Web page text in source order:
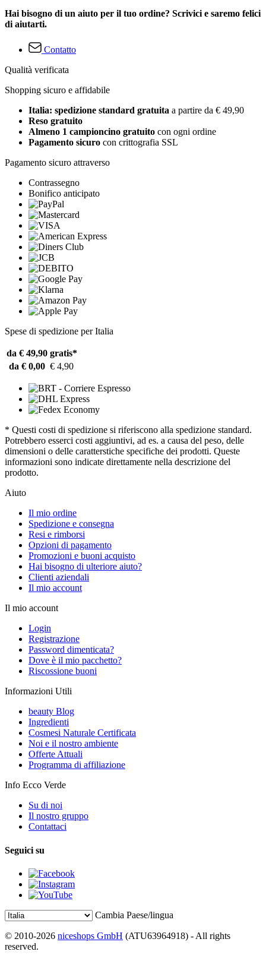
Hai bisogno di un aiuto per il tuo ordine? Scrivici e saremo felici
di aiutarti.
Contatto
Qualità verificata
Shopping sicuro e affidabile
Italia: spedizione standard gratuita a partire da € 49,90
Reso gratuito
Almeno 1 campioncino gratuito con ogni ordine
Pagamento sicuro con crittografia SSL
Pagamento sicuro attraverso
Contrassegno
Bonifico anticipato
Spese di spedizione per Italia
da € 49,90 gratis*
da € 0,00 € 4,90
* Questi costi di spedizione si riferiscono alla spedizione standard.
Potrebbero esserci costi aggiuntivi, ad es. a causa del peso, delle
dimensioni o delle caratterstiche specifiche dei prodotti. Queste
informazioni sono indicate direttamente nella descrizione del
prodotto.
Aiuto
Il mio ordine
Spedizione e consegna
Resi e rimborsi
Opzioni di pagamento
Promozioni e buoni acquisto
Hai bisogno di ulteriore aiuto?
Clienti aziendali
Il mio account
Il mio account
Login
Registrazione
Password dimenticata?
Dove è il mio pacchetto?
Riscossione buoni
Informazioni Utili
beauty Blog
Ingredienti
Cosmesi Naturale Certificata
Noi e il nostro ambiente
Offerte Attuali
Programma di affiliazione
Info Ecco Verde
Su di noi
Il nostro gruppo
Contattaci
Seguici su
Cambia Paese/lingua
© 2010-2026 niceshops GmbH (ATU63964918) - All rights
reserved.